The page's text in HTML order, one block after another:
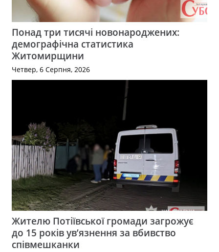
Понад три тисячі новонароджених:
демографічна статистика
Житомирщини
Четвер, 6 Серпня, 2026
Жителю Потіївської громади загрожує
до 15 років ув’язнення за вбивство
співмешканки